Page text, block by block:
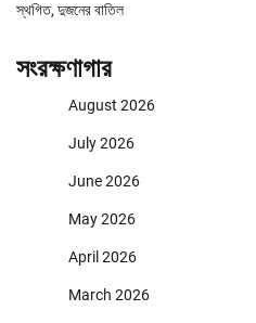
স্থগিত, দুজনের বাতিল
সংরক্ষণাগার
August 2026
July 2026
June 2026
May 2026
April 2026
March 2026